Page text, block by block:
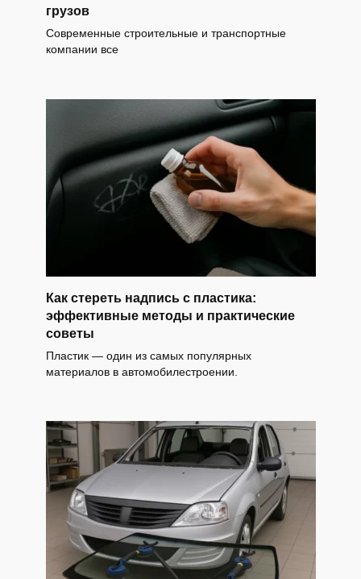
грузов
Современные строительные и транспортные
компании все
Как стереть надпись с пластика:
эффективные методы и практические
советы
Пластик — один из самых популярных
материалов в автомобилестроении.